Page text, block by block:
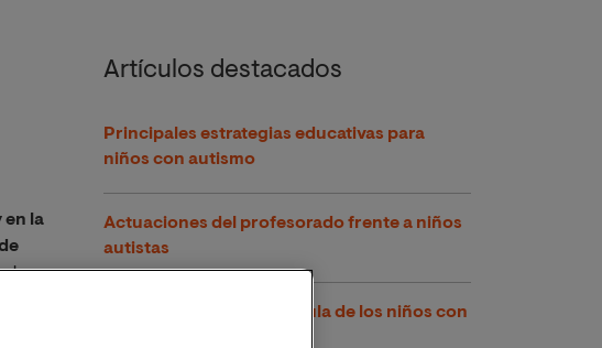
en la
de
Artículos destacados
Principales estrategias educativas para
niños con autismo
Actuaciones del profesorado frente a niños
autistas
La sociabilización en el aula de los niños con